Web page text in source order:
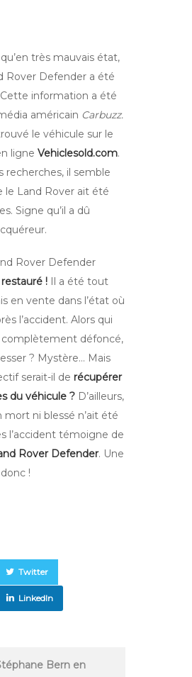
très mauvais état,
Rover Defender a été
Cette information a été
américain Carbuzz.
le véhicule sur le
ligne Vehiclesold.com.
recherches, il semble
le Land Rover ait été
Signe qu’il a dû
Rover Defender
! Il a été tout
en vente dans l’état où
l’accident. Alors qui
défoncé,
? Mystère… Mais
serait-il de récupérer
du véhicule ? D’ailleurs,
mort ni blessé n’ait été
l’accident témoigne de
Rover Defender. Une
!
Twitter
LinkedIn
Bern en